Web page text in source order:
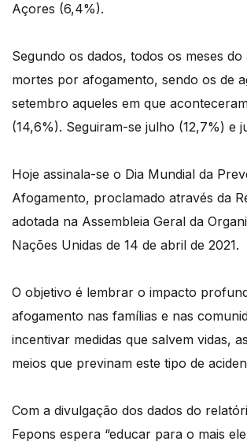
Açores (6,4%).
Segundo os dados, todos os meses
mortes por afogamento, sendo os de
setembro aqueles em que
(14,6%). Seguiram-se julho (12,7%) e
Hoje assinala-se o Dia Mundial da
Afogamento, proclamado através da
adotada na Assembleia Geral da
Nações Unidas de 14 de abril de 2021.
O objetivo é lembrar o impacto
afogamento nas famílias e nas
incentivar medidas que salvem vidas,
meios que previnam este tipo de
Com a divulgação dos dados do
Fepons espera “educar para o mais